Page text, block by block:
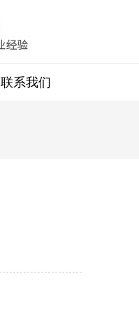
联系我们